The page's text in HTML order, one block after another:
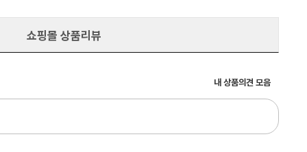
쇼핑몰 상품리뷰
내 상품의견 모음